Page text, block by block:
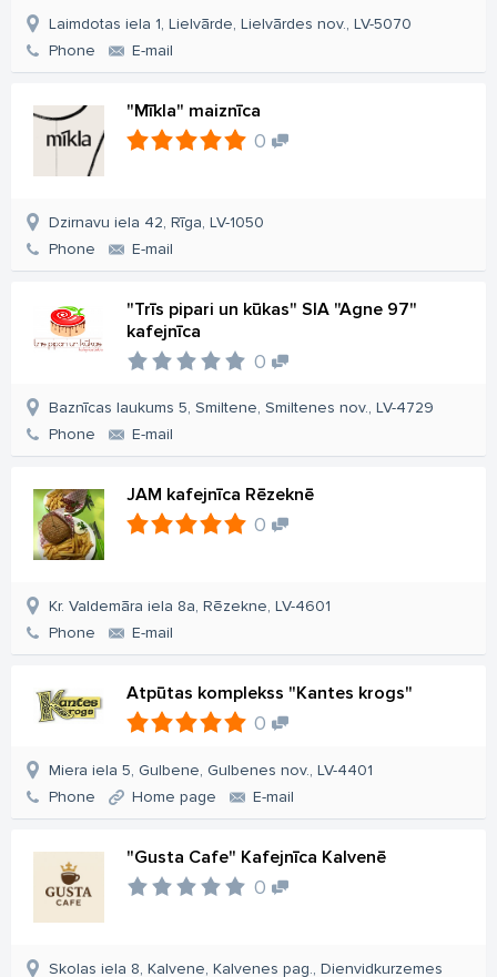
Laimdotas iela 1, Lielvārde, Lielvārdes nov., LV-5070
Phone
E-mail
"Mīkla" maiznīca
0
Dzirnavu iela 42, Rīga, LV-1050
Phone
E-mail
"Trīs pipari un kūkas" SIA "Agne 97"
kafejnīca
0
Baznīcas laukums 5, Smiltene, Smiltenes nov., LV-4729
Phone
E-mail
JAM kafejnīca Rēzeknē
0
Kr. Valdemāra iela 8a, Rēzekne, LV-4601
Phone
E-mail
Atpūtas komplekss "Kantes krogs"
0
Miera iela 5, Gulbene, Gulbenes nov., LV-4401
Phone
Home page E-mail
"Gusta Cafe" Kafejnīca Kalvenē
0
Skolas iela 8, Kalvene, Kalvenes pag., Dienvidkurzemes